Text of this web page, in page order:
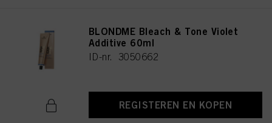
BLONDME Bleach & Tone Violet
Additive 60ml
ID-nr. 3050662
REGISTEREN EN KOPEN